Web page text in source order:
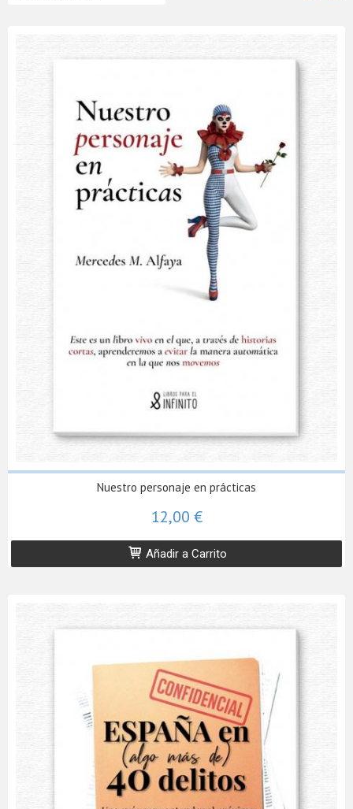
Nuestro personaje en prácticas
12,00 €
Añadir a Carrito